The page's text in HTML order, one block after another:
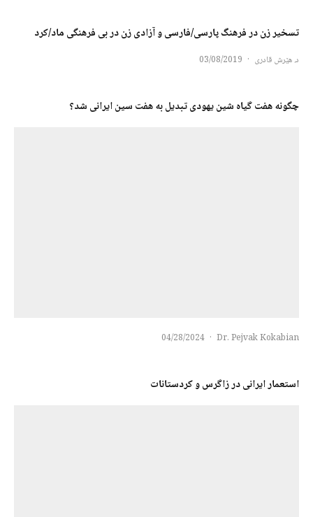
تسخیر زن در فرهنگ پارسی/فارسی و آزادی زن در بی فرهنگی ماد/کرد
د. هێرش قادری ·
03/08/2019
چگونه هفت گیاه شین یهودی تبدیل به هفت سین ایرانی شد؟
Dr. Pejvak Kokabian
·
04/28/2024
استعمار ایرانی در زاگرس و کردستانات